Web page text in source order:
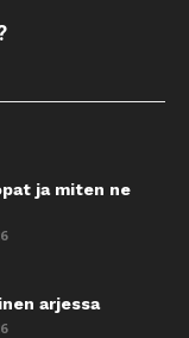
ja miten ne
arjessa